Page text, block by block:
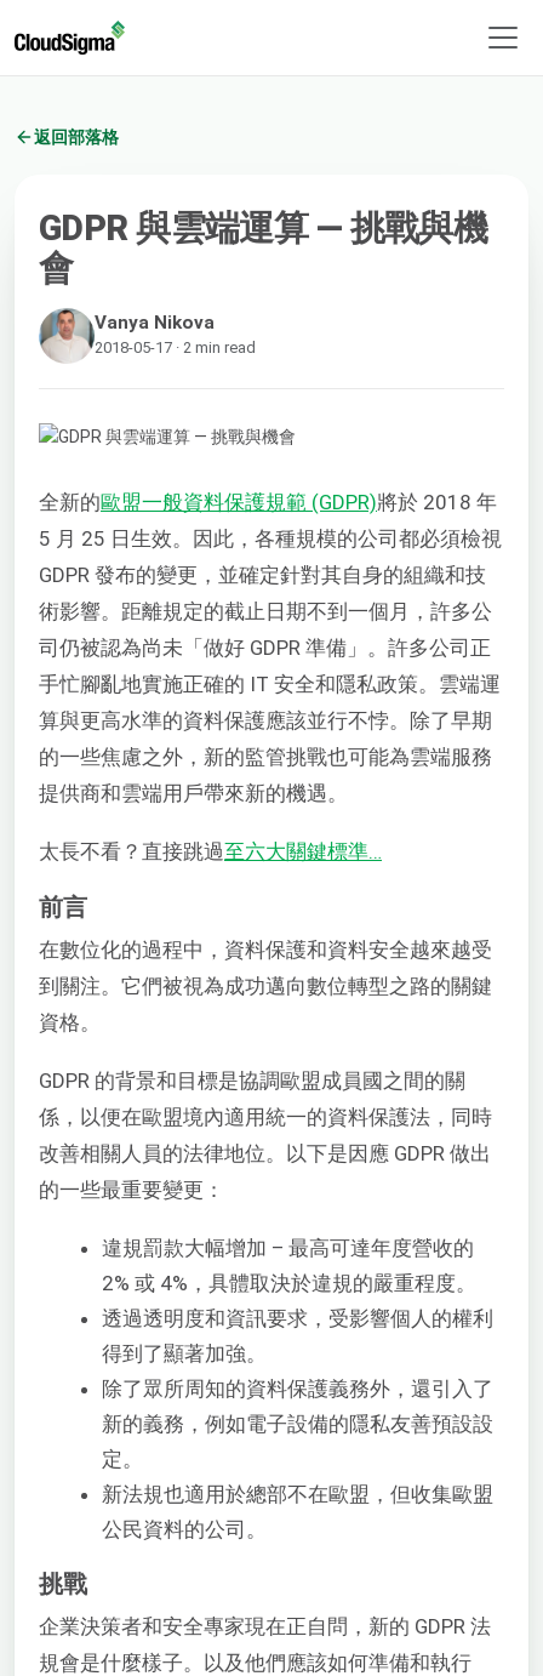
返回部落格
GDPR 與雲端運算 — 挑戰與機
會
Vanya Nikova
2018-05-17 · 2 min read
全新的歐盟一般資料保護規範 (GDPR)將於 2018 年
5 月 25 日生效。因此，各種規模的公司都必須檢視
GDPR 發布的變更，並確定針對其自身的組織和技
術影響。距離規定的截止日期不到一個月，許多公
司仍被認為尚未「做好 GDPR 準備」。許多公司正
手忙腳亂地實施正確的 IT 安全和隱私政策。雲端運
算與更高水準的資料保護應該並行不悖。除了早期
的一些焦慮之外，新的監管挑戰也可能為雲端服務
提供商和雲端用戶帶來新的機遇。
太長不看？直接跳過至六大關鍵標準…
前言
在數位化的過程中，資料保護和資料安全越來越受
到關注。它們被視為成功邁向數位轉型之路的關鍵
資格。
GDPR 的背景和目標是協調歐盟成員國之間的關
係，以便在歐盟境內適用統一的資料保護法，同時
改善相關人員的法律地位。以下是因應 GDPR 做出
的一些最重要變更：
違規罰款大幅增加 – 最高可達年度營收的
2% 或 4%，具體取決於違規的嚴重程度。
透過透明度和資訊要求，受影響個人的權利
得到了顯著加強。
除了眾所周知的資料保護義務外，還引入了
新的義務，例如電子設備的隱私友善預設設
定。
新法規也適用於總部不在歐盟，但收集歐盟
公民資料的公司。
挑戰
企業決策者和安全專家現在正自問，新的 GDPR 法
規會是什麼樣子。以及他們應該如何準備和執行